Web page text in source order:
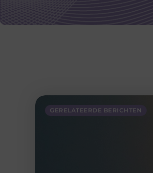
GERELATEERDE BERICHTEN